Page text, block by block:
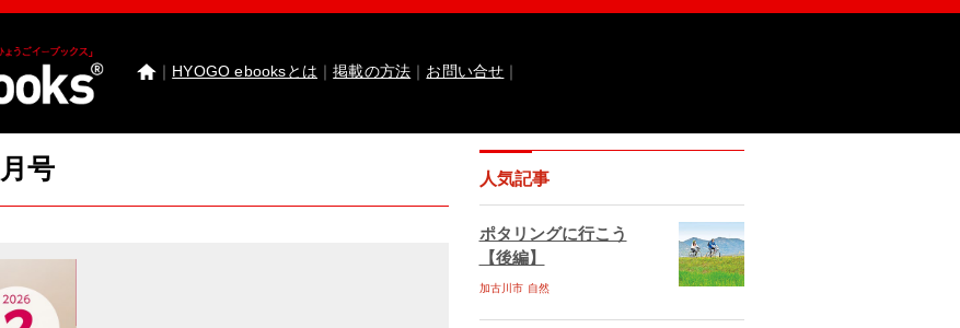
｜ HYOGO ebooksとは ｜掲載の方法 ｜ お問い合せ ｜
わたしたちのまち北播磨がもっと好きになる なるほどっ！山田錦
園田学園女子大学 園田学園女子大学短期大学部 国際交流センター
神戸市ebooks
神戸市垂水区ebooks丹波市ebooks
福崎町ebooks
多可町ebooks佐用町ebooks
西脇市ebooks
加東市ebooks川西市ebooks
宍粟市ebooks
号 人気記事
ポタリングに行こう
【後編】
加古川市 自然